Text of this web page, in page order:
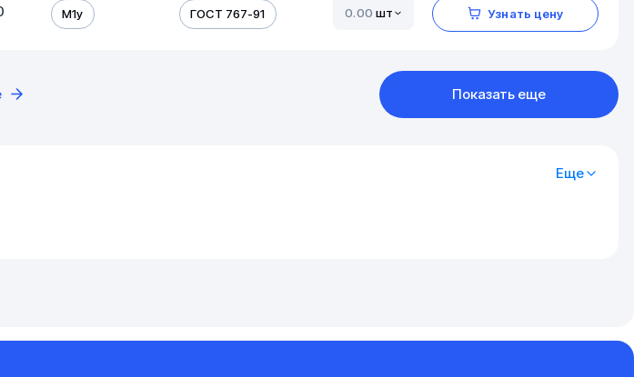
М1у ГОСТ 767-91 шт Узнать цену
Показать еще
Еще